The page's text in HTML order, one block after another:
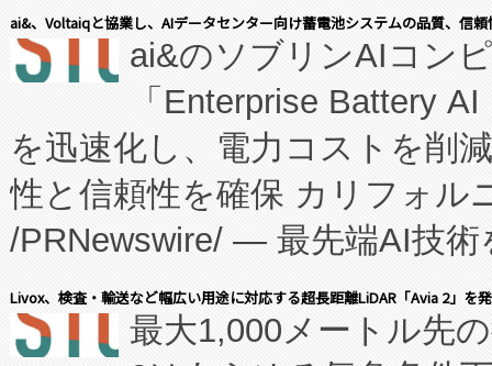
表しました。 同社の実績ある
manufacturing™ (FCCM™) プ
たNeXは、バイオ医薬品製造
従来のフェッドバッチ施設の
に、患者やサプライチェーン
キー方式で拡張性が高く、持
す。FCCM‑を活用した現地生
患者にとっての費用負担を大
ai&、Voltaiqと協業し、AIデータセンター向け蓄電池システムの品質、信
ai&のソブリンAIコン
「Enterprise Battery
を迅速化し、電力コストを削
性と信頼性を確保 カリフォル
/PRNewswire/ — 最先端AI技術
会社エーアイ・アンド：本社
President原信平）と、エンタ
Livox、検査・輸送など幅広い用途に対応する超長距離LiDAR「Avia 2」を
最大1,000メートル先